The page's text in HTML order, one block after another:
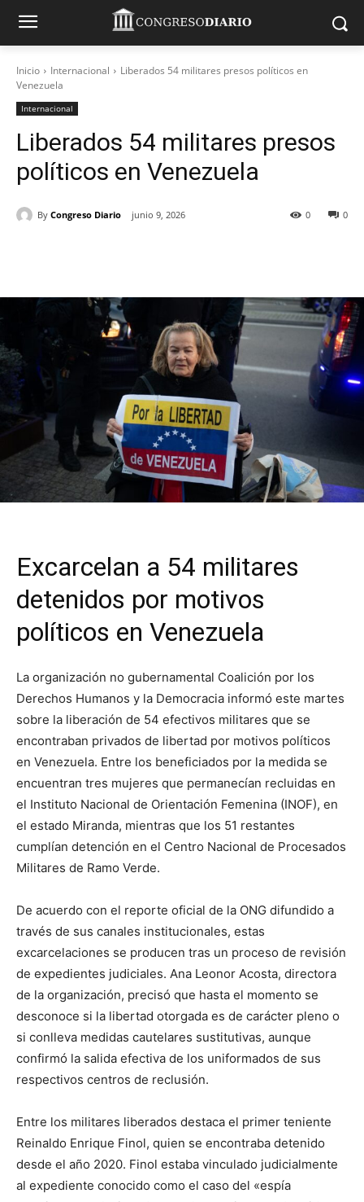
Inicio Internacional
Liberados 54 militares presos políticos en
Venezuela
Internacional
Liberados 54 militares presos
políticos en Venezuela
By Congreso Diario junio 9, 2026 0
0
Excarcelan a 54 militares
detenidos por motivos
políticos en Venezuela
La organización no gubernamental Coalición por los
Derechos Humanos y la Democracia informó este martes
sobre la liberación de 54 efectivos militares que se
encontraban privados de libertad por motivos políticos
en Venezuela. Entre los beneficiados por la medida se
encuentran tres mujeres que permanecían recluidas en
el Instituto Nacional de Orientación Femenina (INOF), en
el estado Miranda, mientras que los 51 restantes
cumplían detención en el Centro Nacional de Procesados
Militares de Ramo Verde.
De acuerdo con el reporte oficial de la ONG difundido a
través de sus canales institucionales, estas
excarcelaciones se producen tras un proceso de revisión
de expedientes judiciales. Ana Leonor Acosta, directora
de la organización, precisó que hasta el momento se
desconoce si la libertad otorgada es de carácter pleno o
si conlleva medidas cautelares sustitutivas, aunque
confirmó la salida efectiva de los uniformados de sus
respectivos centros de reclusión.
Entre los militares liberados destaca el primer teniente
Reinaldo Enrique Finol, quien se encontraba detenido
desde el año 2020. Finol estaba vinculado judicialmente
al expediente conocido como el caso del «espía